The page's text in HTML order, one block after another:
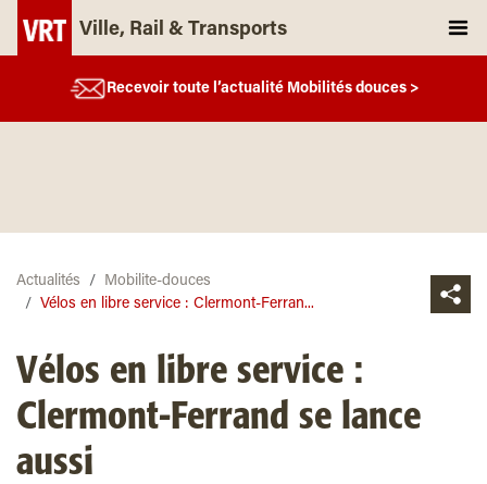
Ville, Rail & Transports
Recevoir toute l’actualité Mobilités douces >
Actualités
Mobilite-douces
Vélos en libre service : Clermont-Ferran...
Vélos en libre service :
Clermont-Ferrand se lance
aussi